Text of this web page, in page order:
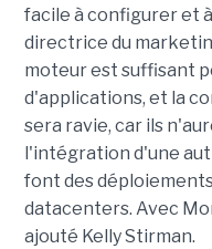
facile à configurer et
directrice du
moteur est suffisant
d'applications, et la
sera ravie, car ils
l'intégration d'une
font des
datacenters. Avec
ajouté Kelly Stirman.